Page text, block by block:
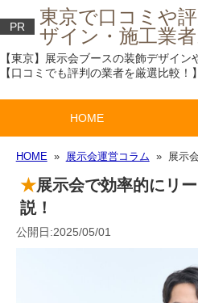
PR
東京で口コミや
ザイン・施工業
【東京】展示会ブースの装飾デザイ
【口コミでも評判の業者を厳選比較！】
HOME
HOME » 展示会運営コラム » 展示会
展示会で効率的にリ
説！
公開日:2025/05/01